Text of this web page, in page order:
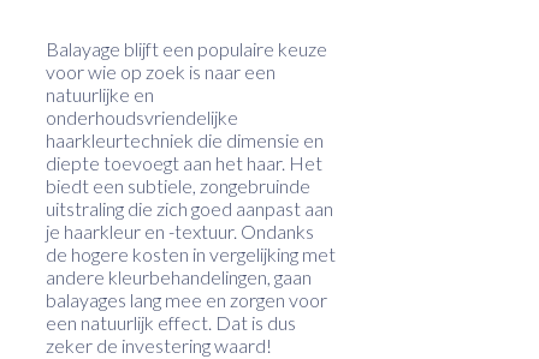
Balayage blijft een populaire keuze
voor wie op zoek is naar een
natuurlijke en
onderhoudsvriendelijke
haarkleurtechniek die dimensie en
diepte toevoegt aan het haar. Het
biedt een subtiele, zongebruinde
uitstraling die zich goed aanpast aan
je haarkleur en -textuur. Ondanks
de hogere kosten in vergelijking met
andere kleurbehandelingen, gaan
balayages lang mee en zorgen voor
een natuurlijk effect. Dat is dus
zeker de investering waard!